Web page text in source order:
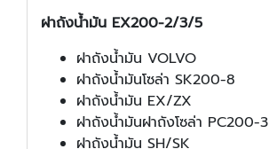
ฝาถังน้ำมัน EX200-2/3/5
ฝาถังน้ำมัน VOLVO
ฝาถังน้ำมันโซล่า SK200-8
ฝาถังน้ำมัน EX/ZX
ฝาถังน้ำมันฝาถังโซล่า PC200-3
ฝาถังน้ำมัน SH/SK